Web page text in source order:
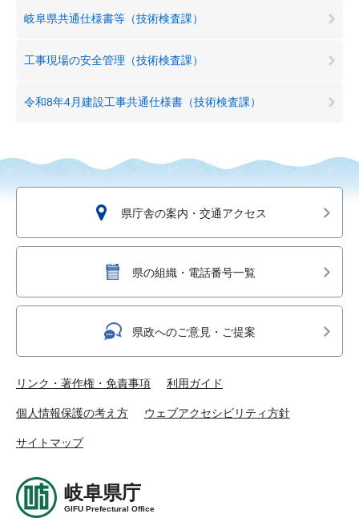
岐阜県共通仕様書等（技術検査課）
工事現場の安全管理（技術検査課）
令和8年4月建設工事共通仕様書（技術検査課）
県庁舎の案内・交通アクセス
県の組織・電話番号一覧
県政へのご意見・ご提案
リンク・著作権・免責事項 利用ガイド
個人情報保護の考え方 ウェブアクセシビリティ方針
サイトマップ
岐阜県庁
GIFU Prefectural Office